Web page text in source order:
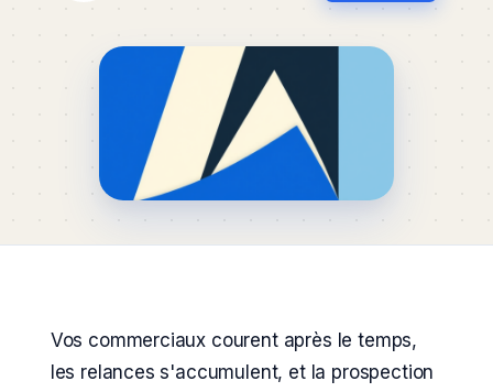
Vos commerciaux courent après le temps,
les relances s'accumulent, et la prospection